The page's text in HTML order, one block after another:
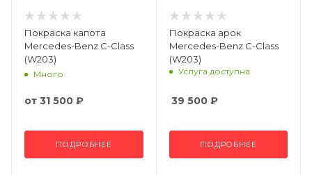
Покраска капота
Mercedes-Benz C-Class
(W203)
Много
от 31 500 ₽
ПОДРОБНЕЕ
Покраска арок
Mercedes-Benz C-Class
(W203)
Услуга доступна
39 500₽
ПОДРОБНЕЕ